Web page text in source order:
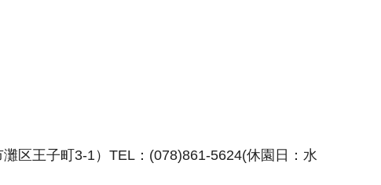
区王子町3-1）TEL：(078)861-5624(休園日：水